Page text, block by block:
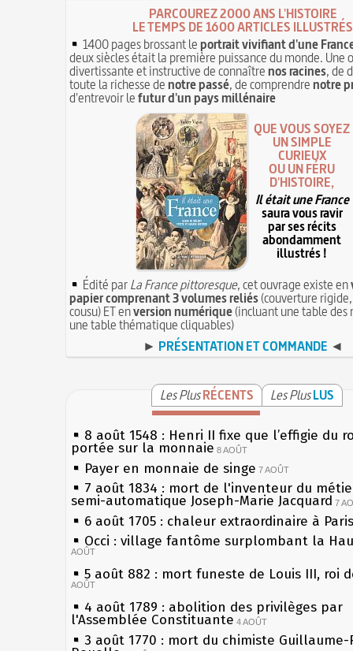
PARCOUREZ 2000 ANS L'HISTOIRE
LE TEMPS DE 1600 ARTICLES ILLUSTRÉS
1400 pages brossant leportrait vivifiant d'une
deux siècles était la première puissance du monde. Une
divertissante et instructive de connaîtrenos racines, de
toute la richesse denotre passé, de comprendrenotre
d'entrevoir lefutur d'un pays millénaire
QUE VOUS SOYEZ
UN SIMPLE
CURIEUX
OU UN FÉRU
D'HISTOIRE,
Il était une France
saura vous ravir
par ses récits
abondamment
illustrés !
Édité parLa France pittoresque, cet ouvrage existe en
papier comprenant 3 volumes reliés(couverture
cousu) ET enversion numérique(incluant une table des
une table thématique cliquables)
► PRÉSENTATION ET COMMANDE ◄
Les PlusRÉCENTS Les PlusLUS
8 août 1548 : Henri II fixe que l’effigie du
portée sur la monnaie 8 AOÛT
Payer en monnaie de singe 7 AOÛT
7 août 1834 : mort de l'inventeur du
semi-automatique Joseph-Marie Jacquard 7
6 août 1705 : chaleur extraordinaire à Paris
Occi : village fantôme surplombant la
AOÛT
5 août 882 : mort funeste de Louis III, roi
AOÛT
4 août 1789 : abolition des privilèges par
l'Assemblée Constituante 4 AOÛT
3 août 1770 : mort du chimiste Guillaume-